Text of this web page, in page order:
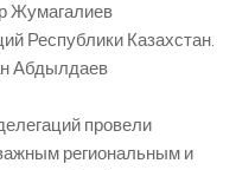
Жумагалиев
Республики Казахстан.
Абдылдаев
провели
региональным и